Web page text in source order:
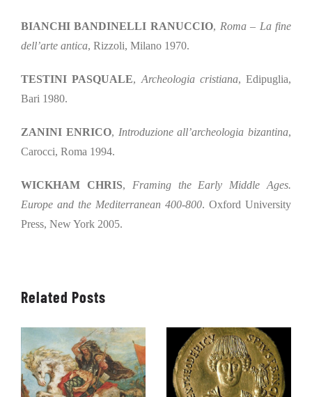
BIANCHI BANDINELLI RANUCCIO, Roma – La fine
dell’arte antica, Rizzoli, Milano 1970.
TESTINI PASQUALE,Archeologia cristiana, Edipuglia,
Bari 1980.
ZANINI ENRICO, Introduzione all’archeologia bizantina,
Carocci, Roma 1994.
WICKHAM CHRIS, Framing the Early Middle Ages.
Europe and the Mediterranean 400-800. Oxford University
Press, New York 2005.
Related Posts